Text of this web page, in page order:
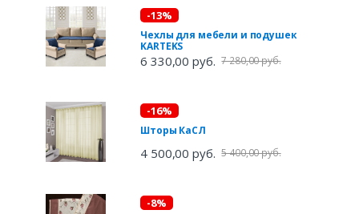
-13%
Чехлы для мебели и подушек
KARTEKS
6 330,00 руб. 7 280,00 руб.
-16%
Шторы КаСЛ
4 500,00 руб. 5 400,00 руб.
-8%